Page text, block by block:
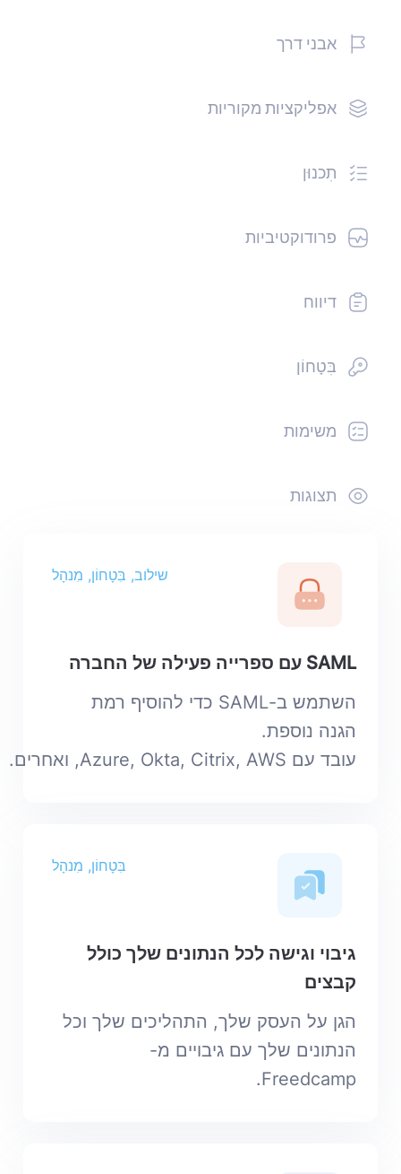
אבני דרך
אפליקציות מקוריות
תִכנוּן
פרודוקטיביות
דיווח
בִּטָחוֹן
משימות
תצוגות
שילוב, בִּטָחוֹן, מִנהָל
SAML עם ספרייה פעילה של החברה
השתמש ב-SAML כדי להוסיף רמת
הגנה נוספת.
עובד עם Azure, Okta, Citrix, AWS, ואחרים.
בִּטָחוֹן, מִנהָל
גיבוי וגישה לכל הנתונים שלך כולל
קבצים
הגן על העסק שלך, התהליכים שלך וכל
הנתונים שלך עם גיבויים מ-
Freedcamp.